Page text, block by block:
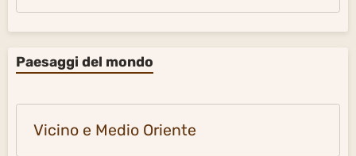
Paesaggi del mondo
Vicino e Medio Oriente